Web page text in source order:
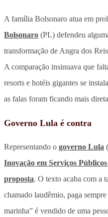
A família Bolsonaro atua em
Bolsonaro (PL) defendeu
transformação de Angra dos
A comparação insinuava que
resorts e hotéis gigantes se
as falas foram ficando mais
Governo Lula é contra
Representando o governo Lula
Inovação em Serviços
proposta. O texto acaba com a
chamado laudêmio, paga
marinha” é vendido de uma